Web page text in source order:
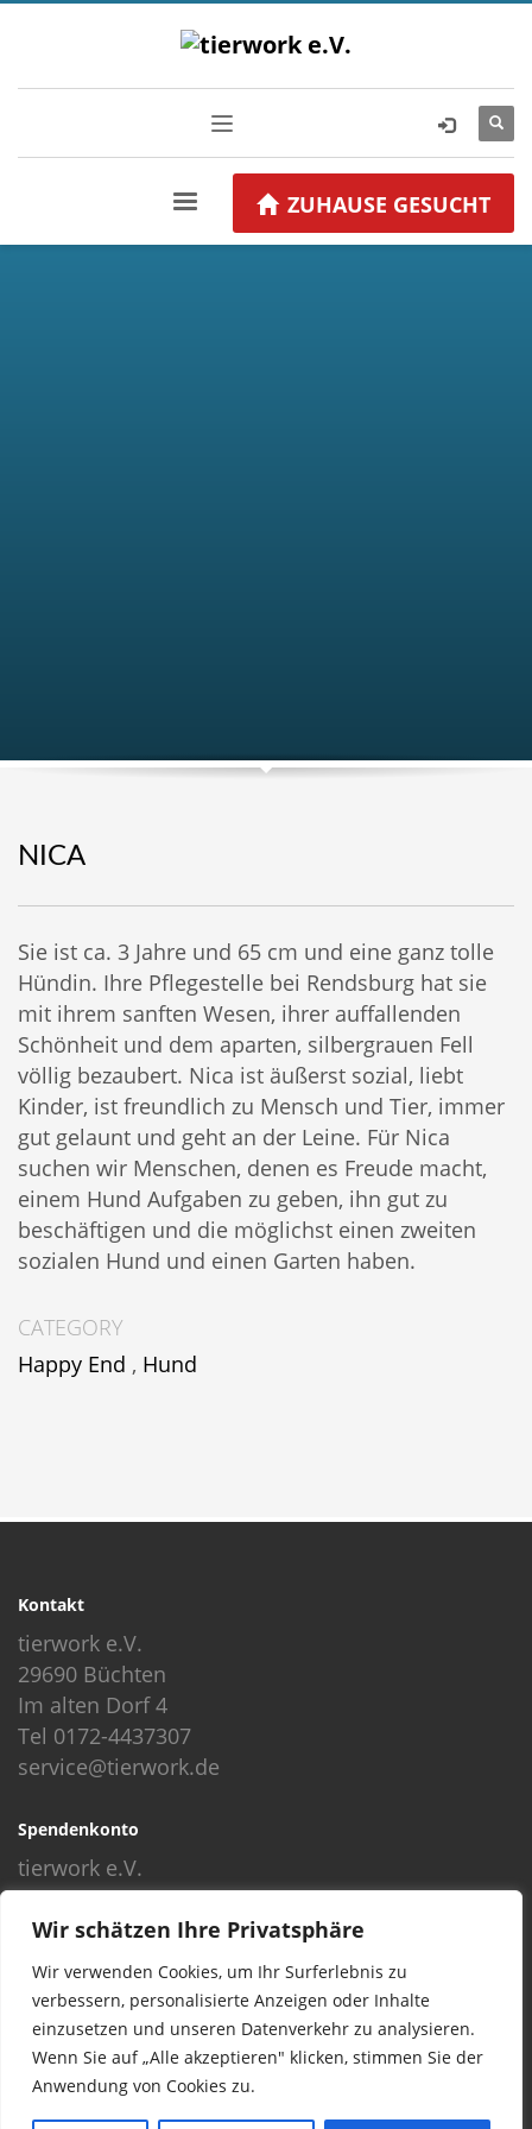
Wir schätzen Ihre Privatsphäre
Wir verwenden Cookies, um Ihr Surferlebnis zu
verbessern, personalisierte Anzeigen oder Inhalte
einzusetzen und unseren Datenverkehr zu analysieren.
Wenn Sie auf „Alle akzeptieren" klicken, stimmen Sie der
Anwendung von Cookies zu.
ZUHAUSE GESUCHT
NICA
Sie ist ca. 3 Jahre und 65 cm und eine ganz tolle
Hündin. Ihre Pflegestelle bei Rendsburg hat sie
mit ihrem sanften Wesen, ihrer auffallenden
Schönheit und dem aparten, silbergrauen Fell
völlig bezaubert. Nica ist äußerst sozial, liebt
Kinder, ist freundlich zu Mensch und Tier, immer
gut gelaunt und geht an der Leine. Für Nica
suchen wir Menschen, denen es Freude macht,
einem Hund Aufgaben zu geben, ihn gut zu
beschäftigen und die möglichst einen zweiten
sozialen Hund und einen Garten haben.
CATEGORY
Happy End , Hund
Kontakt
tierwork e.V.
29690 Büchten
Im alten Dorf 4
Tel 0172-4437307
service@tierwork.de
Spendenkonto
tierwork e.V.
Volksbank
BLZ: 24060300
Konto: 4902218000
IBAN: DE68240603004902218000
BIC: GENODEF1NBU